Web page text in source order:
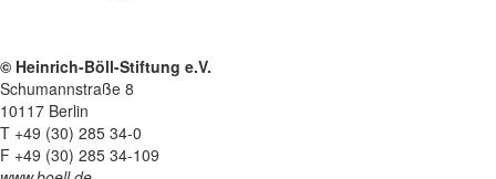
© Heinrich-Böll-Stiftung e.V.
Schumannstraße 8
10117 Berlin
T +49 (30) 285 34-0
F +49 (30) 285 34-109